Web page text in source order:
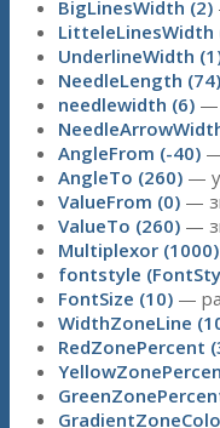
BigLinesWidth (2)
LitteleLinesWidth
UnderlineWidth
NeedleLength (74)
needlewidth (6) —
AngleFrom (-40)
AngleTo (260) —
ValueFrom (0) —
ValueTo (260) —
Multiplexor (1000)
fontstyle
FontSize (10) —
WidthZoneLine
RedZonePercent